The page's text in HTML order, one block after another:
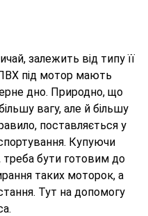
залежить від типу її
під мотор мають
дно. Природно, що
вагу, але й більшу
поставляється у
Купуючи
треба бути готовим до
таких моторок, а
Тут на допомогу